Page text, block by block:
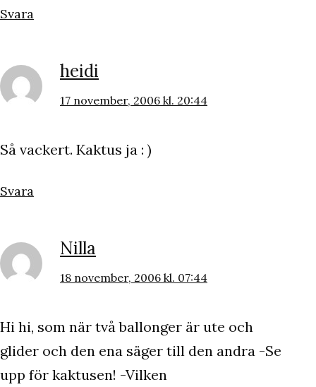
Svara
heidi
17 november, 2006 kl. 20:44
Så vackert. Kaktus ja : )
Svara
Nilla
18 november, 2006 kl. 07:44
Hi hi, som när två ballonger är ute och
glider och den ena säger till den andra -Se
upp för kaktusen! -Vilken